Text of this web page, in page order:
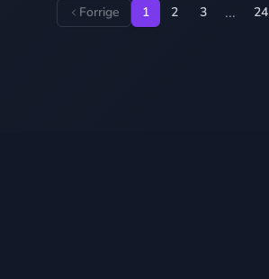
Forrige
1 2 3 ... 24